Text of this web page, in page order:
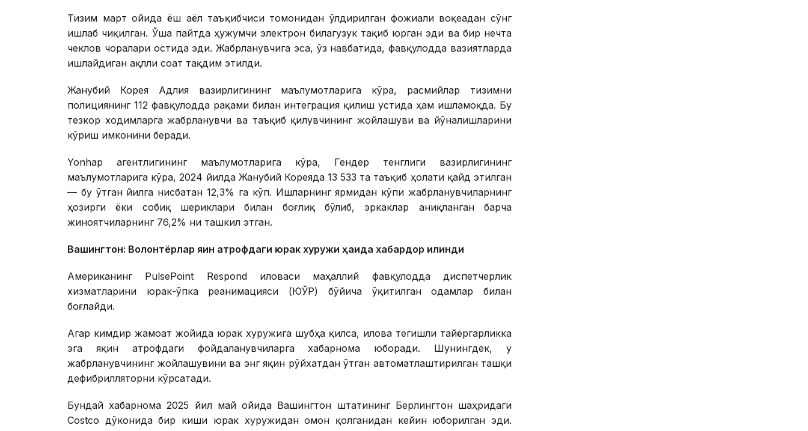
Тизим март ойида ёш аёл таъқибчиси томонидан ўлдирилган фожиали воқеадан сўнг
ишлаб чиқилган. Ўша пайтда ҳужумчи электрон билагузук тақиб юрган эди ва бир нечта
чеклов чоралари остида эди. Жабрланувчига эса, ўз навбатида, фавқулодда вазиятларда
ишлайдиган ақлли соат тақдим этилди.
Жанубий Корея Адлия вазирлигининг маълумотларига кўра, расмийлар тизимни
полициянинг 112 фавқулодда рақами билан интеграция қилиш устида ҳам ишламоқда. Бу
тезкор ходимларга жабрланувчи ва таъқиб қилувчининг жойлашуви ва йўналишларини
кўриш имконини беради.
Yonhap агентлигининг маълумотларига кўра, Гендер тенглиги вазирлигининг
маълумотларига кўра, 2024 йилда Жанубий Кореяда 13 533 та таъқиб ҳолати қайд этилган
— бу ўтган йилга нисбатан 12,3% га кўп. Ишларнинг ярмидан кўпи жабрланувчиларнинг
ҳозирги ёки собиқ шериклари билан боғлиқ бўлиб, эркаклар аниқланган барча
жиноятчиларнинг 76,2% ни ташкил этган.
Вашингтон: Волонтёрлар яқин атрофдаги юрак хуружи ҳақида хабардор қилинди
Американинг PulsePoint Respond иловаси маҳаллий фавқулодда диспетчерлик
хизматларини юрак-ўпка реанимацияси (ЮЎР) бўйича ўқитилган одамлар билан
боғлайди.
Агар кимдир жамоат жойида юрак хуружига шубҳа қилса, илова тегишли тайёргарликка
эга яқин атрофдаги фойдаланувчиларга хабарнома юборади. Шунингдек, у
жабрланувчининг жойлашувини ва энг яқин рўйхатдан ўтган автоматлаштирилган ташқи
дефибрилляторни кўрсатади.
Бундай хабарнома 2025 йил май ойида Вашингтон штатининг Берлингтон шаҳридаги
Costco дўконида бир киши юрак хуружидан омон қолганидан кейин юборилган эди.